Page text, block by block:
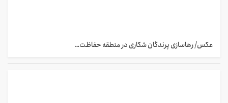
عکس/ رهاسازی پرندگان شکاری در منطقه حفاظت…